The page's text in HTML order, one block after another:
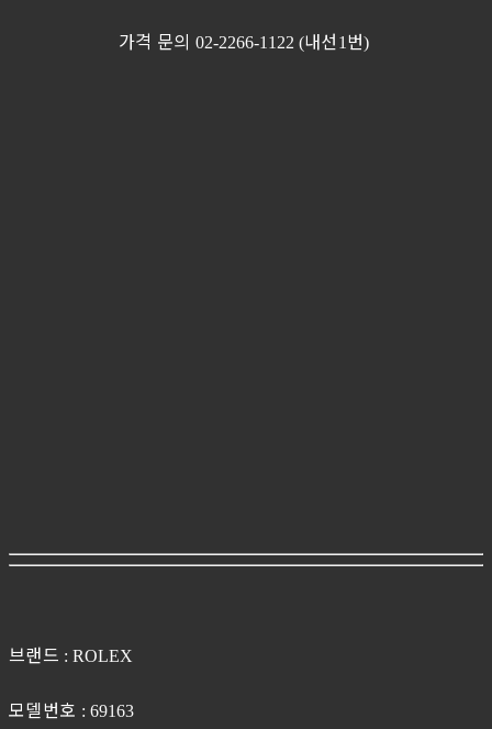
가격 문의 02-2266-1122 (내선 1 번)
브랜드 : ROLEX
모델번호 : 69163